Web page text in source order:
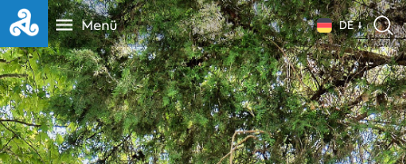
Menü DE